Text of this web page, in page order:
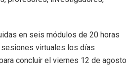
en seis módulos de 20 horas
virtuales los días
concluir el viernes 12 de agosto